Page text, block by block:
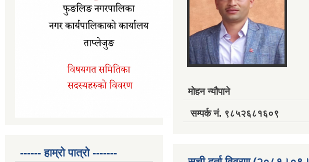
------ हाम्रो पात्रो -------
मोहन न्यौपाने
सम्पर्क नं. ९८५२६८१६०९